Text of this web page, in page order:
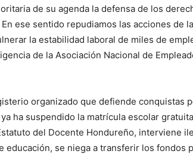
de su agenda la defensa de los
ese sentido repudiamos las acciones de
la estabilidad laboral de miles de
de la Asociación Nacional de
organizado que defiende conquistas
ha suspendido la matrícula escolar
del Docente Hondureño, interviene
educación, se niega a transferir los fondos